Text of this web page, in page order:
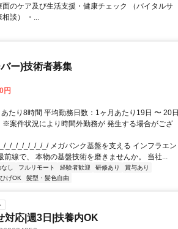
のケア及び生活支援・健康チェック （バイタルサ
相談） ・...
ー)技術者募集
円
たり8時間 平均勤務日数：1ヶ月あたり19日 〜 20日
案件状況により時間外勤務が 発生する場合がござ
_/_/_/_/_/_/_/ メガバンク基盤を支える インフラエン
前線で、 本物の基盤技術を磨きませんか。 当社...
し フルリモート 経験者歓迎 研修あり
賞与あり
ひげOK 髪型・髪色自由
対応|週3日|扶養内OK